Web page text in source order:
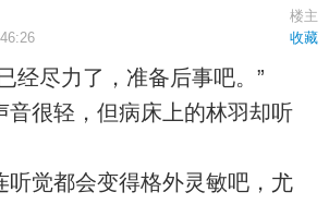
楼主
收藏
经尽力了，准备后事吧。”
音很轻，但病床上的林羽却听
听觉都会变得格外灵敏吧，尤